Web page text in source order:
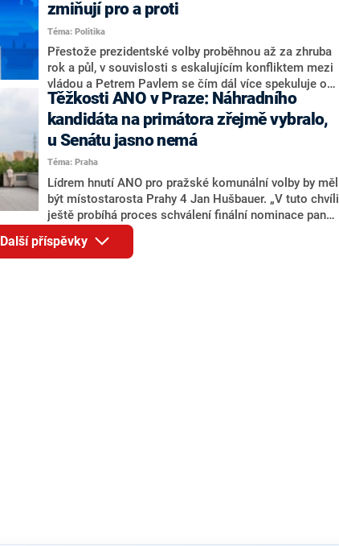
Tejce (za ANO) či vládní zmocněnkyně pro lidská
práva Taťány Malé (ANO). Označením „svoloč“ na
adresu vlády prý byla ještě hodná. Decroix se také
vrátila k volební porážce koalice Spolu či promluvila o
hnutí Naše Česko Martina Kuby.
zmiňují pro a proti
Téma: Politika
Přestože prezidentské volby proběhnou až za zhruba
rok a půl, v souvislosti s eskalujícím konfliktem mezi
vládou a Petrem Pavlem se čím dál více spekuluje o
tom, koho by do bitvy o Hrad mohla vyslat současná
koalice. Někteří političtí komentátoři znovu vytahují
jméno premiéra Andreje Babiše (ANO). Jak moc je
pravděpodobné, že se v prezidentských volbách 2028
bude znovu opakovat souboj z roku 2023?
Těžkosti ANO v Praze: Náhradního
kandidáta na primátora zřejmě vybralo,
u Senátu jasno nemá
Téma: Praha
Lídrem hnutí ANO pro pražské komunální volby by měl
být místostarosta Prahy 4 Jan Hušbauer. „V tuto chvíli
ještě probíhá proces schválení finální nominace pana
Jana Hušbauera Výborem hnutí ANO,“ uvedl pro
redakci místopředseda pražského ANO Martin
Benkovič. O Hušbauerovi se spekulovalo jako o
Další příspěvky